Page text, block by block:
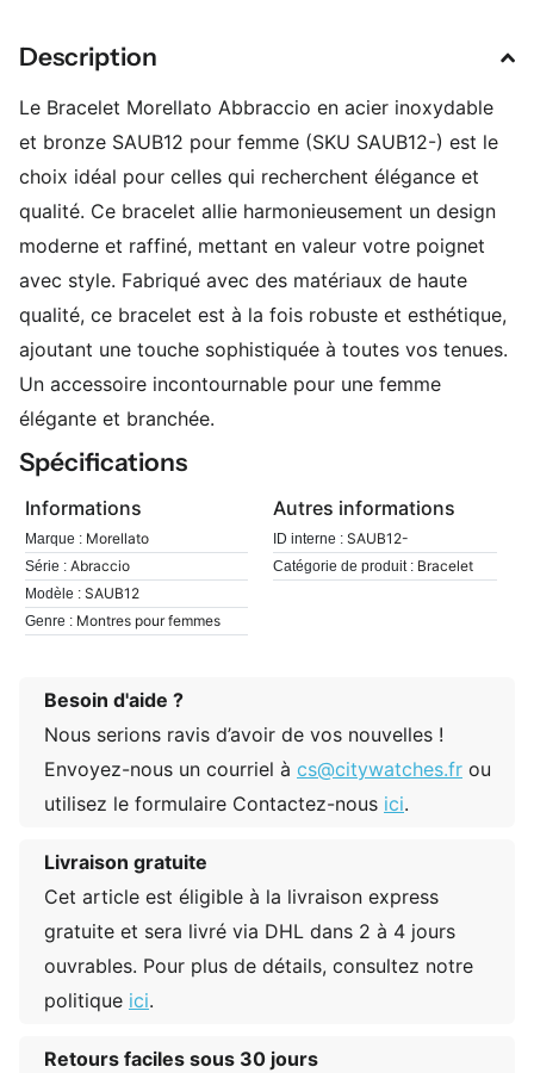
Description
Le Bracelet Morellato Abbraccio en acier inoxydable
et bronze SAUB12 pour femme (SKU SAUB12-) est le
choix idéal pour celles qui recherchent élégance et
qualité. Ce bracelet allie harmonieusement un design
moderne et raffiné, mettant en valeur votre poignet
avec style. Fabriqué avec des matériaux de haute
qualité, ce bracelet est à la fois robuste et esthétique,
ajoutant une touche sophistiquée à toutes vos tenues.
Un accessoire incontournable pour une femme
élégante et branchée.
Spécifications
Informations
Marque : Morellato
Série : Abraccio
Modèle : SAUB12
Genre : Montres pour femmes
Autres informations
ID interne : SAUB12-
Catégorie de produit : Bracelet
Besoin d'aide ?
Nous serions ravis d’avoir de vos nouvelles !
Envoyez-nous un courriel à cs@citywatches.fr ou
utilisez le formulaire Contactez-nous ici.
Livraison gratuite
Cet article est éligible à la livraison express
gratuite et sera livré via DHL dans 2 à 4 jours
ouvrables. Pour plus de détails, consultez notre
politique ici.
Retours faciles sous 30 jours